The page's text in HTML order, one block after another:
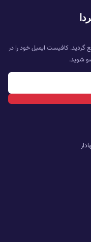
گردید. کافیست ایمیل خود را در
شوید.